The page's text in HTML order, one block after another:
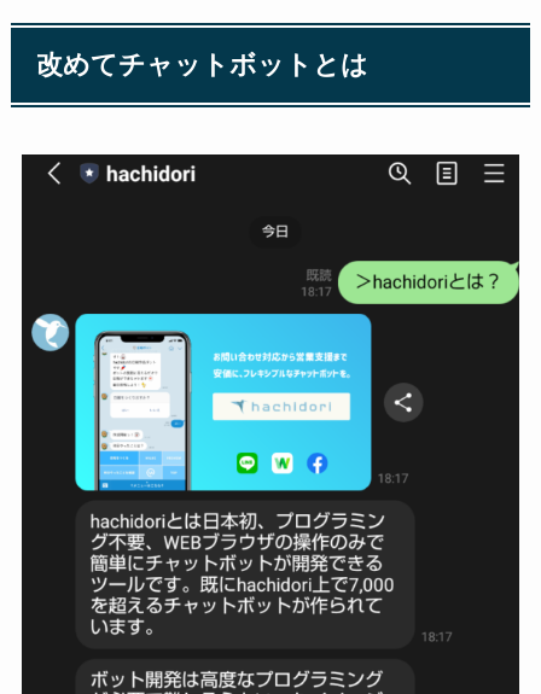
改めてチャットボットとは